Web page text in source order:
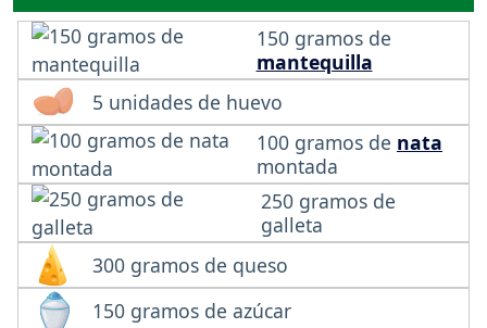
150 gramos de
mantequilla
5 unidades de huevo
100 gramos de nata
montada
250 gramos de
galleta
300 gramos de queso
150 gramos de azúcar